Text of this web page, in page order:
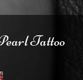
Tattoo